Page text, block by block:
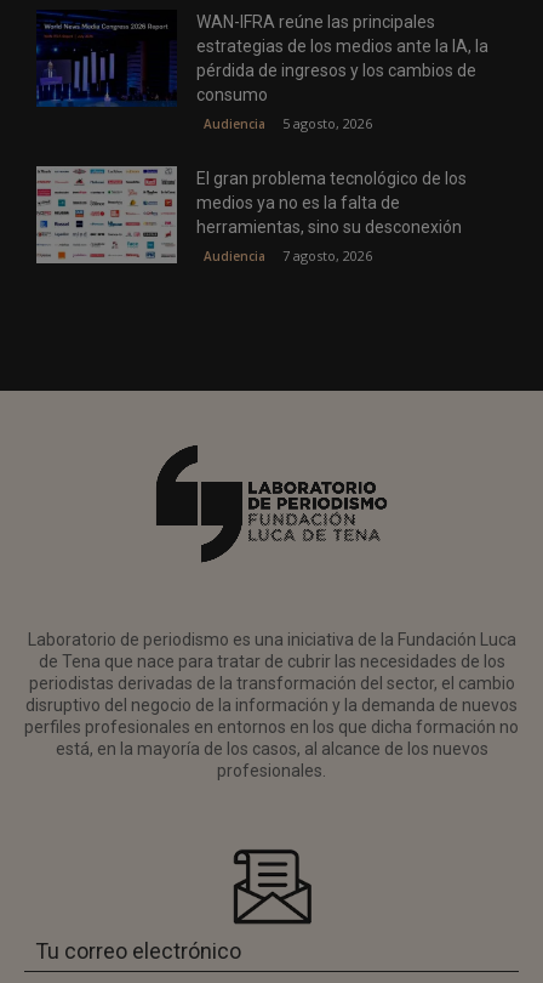
WAN-IFRA reúne las principales
estrategias de los medios ante la IA, la
pérdida de ingresos y los cambios de
consumo
Audiencia 5 agosto, 2026
El gran problema tecnológico de los
medios ya no es la falta de
herramientas, sino su desconexión
Audiencia 7 agosto, 2026
Laboratorio de periodismo es una iniciativa de la Fundación Luca
de Tena que nace para tratar de cubrir las necesidades de los
periodistas derivadas de la transformación del sector, el cambio
disruptivo del negocio de la información y la demanda de nuevos
perfiles profesionales en entornos en los que dicha formación no
está, en la mayoría de los casos, al alcance de los nuevos
profesionales.